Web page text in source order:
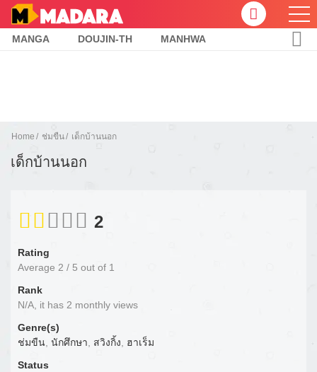
MANGA DOUJIN-TH MANHWA
Home ช่มขืน เด็กบ้านนอก
เด็กบ้านนอก
2
Rating
Average 2 / 5 out of 1
Rank
N/A, it has 2 monthly views
Genre(s)
ช่มขืน, นักศึกษา, สวิงกิ้ง, ฮาเร็ม
Status